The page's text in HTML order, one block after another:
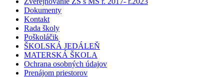
Dokumenty
Kontakt
Rada školy
Poškoláčik
ŠKOLSKÁ JEDÁLEŇ
MATERSKÁ ŠKOLA
Ochrana osobných údajov
Prenájom priestorov